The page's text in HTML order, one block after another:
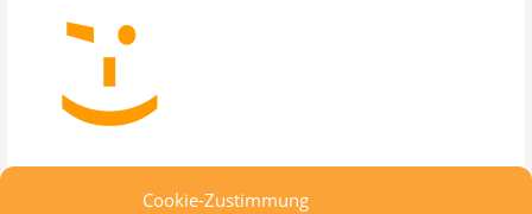
Cookie-Zustimmung